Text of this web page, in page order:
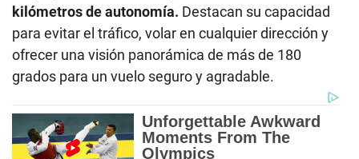
kilómetros de autonomía. Destacan su capacidad
para evitar el tráfico, volar en cualquier dirección y
ofrecer una visión panorámica de más de 180
grados para un vuelo seguro y agradable.